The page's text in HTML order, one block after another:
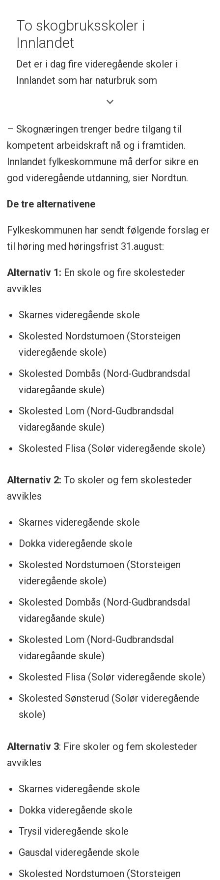
26 % av landets tilvekst
42 % av landets avvirkning for salg
25 % av landets verdiskaping fra trelast
og trevareindustrien
utslipp fra over 31 000 biler
1 800 er sysselsatte i primærskogbruket
Gir grunnlag for i alt 5 000
arbeidsplasser
To skogbruksskoler i
Innlandet
Det er i dag fire videregående skoler i
Innlandet som har naturbruk som
utdanningstilbud. De to første har i tillegg
Lena-Valle VGSi Østre Toten kommune
Solør VGSavdeling Sønsterud i Åsnes
kommune
Jønsberg VGSi Stange kommune
i Alvdal kommune
– Skognæringen trenger bedre tilgang til
kompetent arbeidskraft nå og i framtiden.
Innlandet fylkeskommune må derfor sikre en
god videregående utdanning, sier Nordtun.
De tre alternativene
Fylkeskommunen har sendt følgende forslag er
til høring med høringsfrist 31.august:
Alternativ 1: En skole og fire skolesteder
avvikles
Skarnes videregående skole
Skolested Nordstumoen (Storsteigen
videregående skole)
Skolested Dombås (Nord-Gudbrandsdal
vidaregåande skule)
Skolested Lom (Nord-Gudbrandsdal
vidaregåande skule)
Skolested Flisa (Solør videregående skole)
Alternativ 2: To skoler og fem skolesteder
avvikles
Skarnes videregående skole
Dokka videregående skole
Skolested Nordstumoen (Storsteigen
videregående skole)
Skolested Dombås (Nord-Gudbrandsdal
vidaregåande skule)
Skolested Lom (Nord-Gudbrandsdal
vidaregåande skule)
Skolested Flisa (Solør videregående skole)
Skolested Sønsterud (Solør videregående
skole)
Alternativ 3: Fire skoler og fem skolesteder
avvikles
Skarnes videregående skole
Dokka videregående skole
Trysil videregående skole
Gausdal videregående skole
Skolested Nordstumoen (Storsteigen